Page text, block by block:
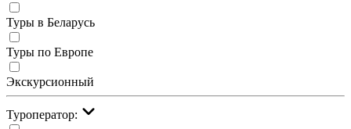
Туры в Беларусь
Туры по Европе
Экскурсионный
Туроператор: